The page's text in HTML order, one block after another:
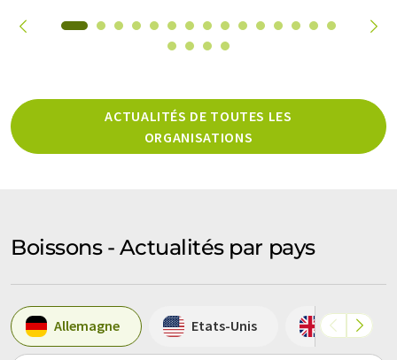
ACTUALITÉS DE TOUTES LES
ORGANISATIONS
Boissons - Actualités par pays
Allemagne Etats-Unis Grande-